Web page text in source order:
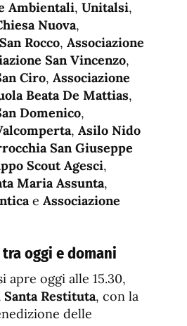
Ambientali, Unitalsi,
Nuova,
Rocco, Associazione
San Vincenzo,
Ciro, Associazione
Beata De Mattias,
Domenico,
, Asilo Nido
San Giuseppe
Scout Agesci,
Maria Assunta,
e Associazione
oggi e domani
apre oggi alle 15.30,
Santa Restituta, con la
delle